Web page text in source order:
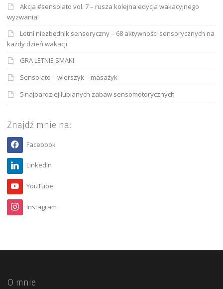
Akcja #sensolato vol. 7 – rusza kolejna edycja wakacyjnego
wyzwania!
Letni niezbędnik sensoryczny – 68 aktywności sensorycznych na
każdy dzień wakacji
GRA LETNIE SMAKI
Sensolato – wierszyk – masażyk
5 najbardziej lubianych zabaw sensomotorycznych
Znajdź mnie na:
Facebook
LinkedIn
YouTube
Instagram
O mnie